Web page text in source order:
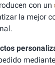
con un
la mejor